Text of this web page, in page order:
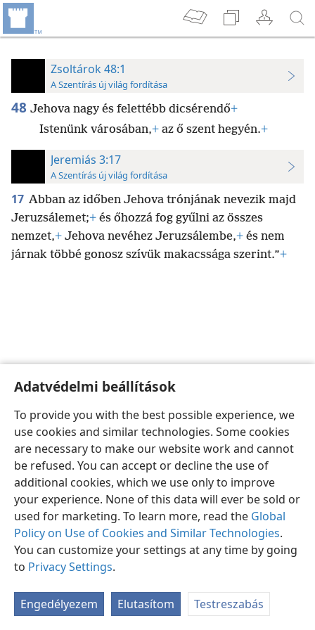
Adatvédelmi beállítások
To provide you with the best possible experience, we
use cookies and similar technologies. Some cookies
are necessary to make our website work and cannot
be refused. You can accept or decline the use of
additional cookies, which we use only to improve
your experience. None of this data will ever be sold or
used for marketing. To learn more, read the Global
Policy on Use of Cookies and Similar Technologies.
You can customize your settings at any time by going
to Privacy Settings.
Engedélyezem Elutasítom Testreszabás
Zsoltárok 48:1
A Szentírás új világ fordítása
48 Jehova nagy és felettébb dicsérendő+
Istenünk városában,+ az ő szent hegyén.+
Jeremiás 3:17
A Szentírás új világ fordítása
17 Abban az időben Jehova trónjának nevezik majd
Jeruzsálemet;+ és őhozzá fog gyűlni az összes
nemzet,+ Jehova nevéhez Jeruzsálembe,+ és nem
járnak többé gonosz szívük makacssága szerint.”+
Magyar Beállítások
Copyright© 2026 Watch Tower Bible and Tract Society of Pennsylvania
Bizalmas információra vonatkozó szabályok
Adatvédelmi beállítások
JW.ORG Bejelentkezés